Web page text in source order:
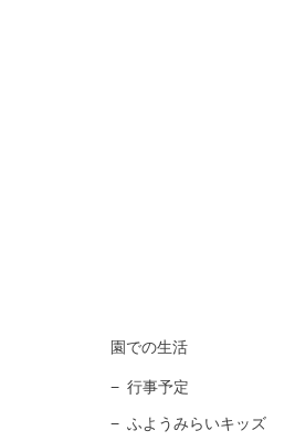
園での生活
行事予定
ふようみらいキッズ